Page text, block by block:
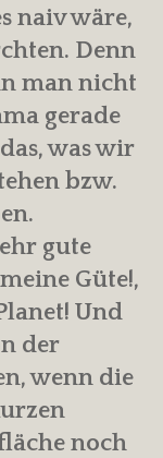
naiv wäre,
Denn
man nicht
gerade
was wir
bzw.
gute
Güte!,
Und
der
wenn die
noch